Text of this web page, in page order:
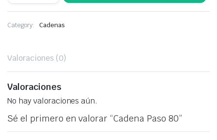
Category: Cadenas
Valoraciones (0)
Valoraciones
No hay valoraciones aún.
Sé el primero en valorar “Cadena Paso 80”